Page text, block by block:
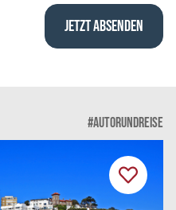
#AUTORUNDREISE